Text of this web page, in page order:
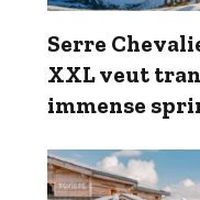
Serre
XXL veut
immense